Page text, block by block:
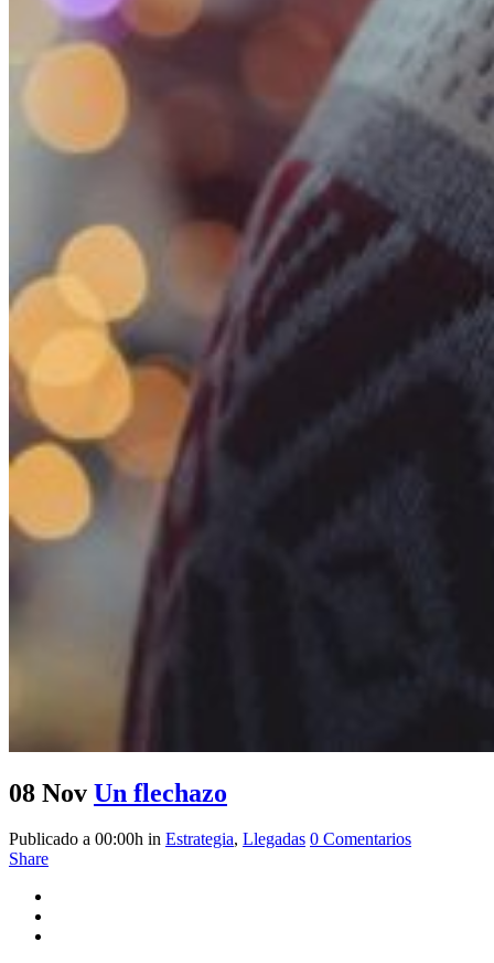
08 Nov Un flechazo
Publicado a 00:00h in Estrategia, Llegadas 0 Comentarios
Share